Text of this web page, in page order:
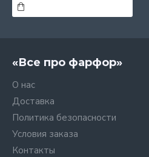
«Все про фарфор»
О нас
Доставка
Политика безопасности
Условия заказа
Контакты